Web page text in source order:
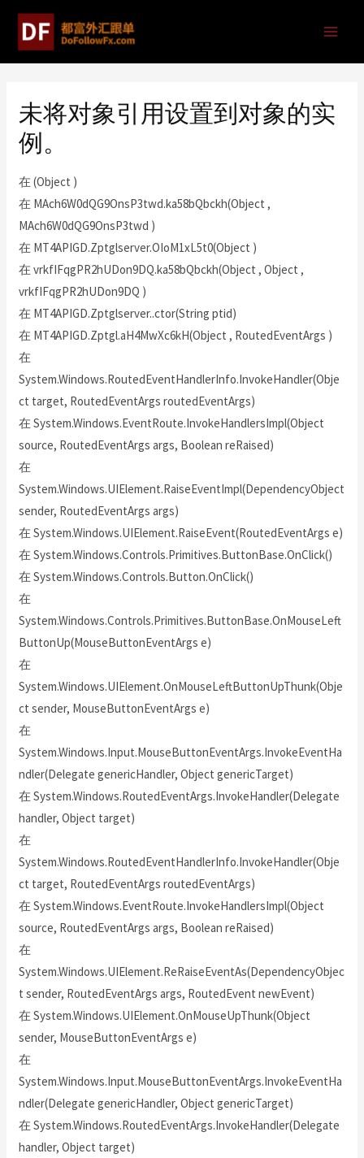
未将对象引用设置到对象的实
例。
在 (Object )
在 MAch6W0dQG9OnsP3twd.ka58bQbckh(Object ,
MAch6W0dQG9OnsP3twd )
在 MT4APIGD.Zptglserver.OIoM1xL5t0(Object )
在 vrkfIFqgPR2hUDon9DQ.ka58bQbckh(Object , Object ,
vrkfIFqgPR2hUDon9DQ )
在 MT4APIGD.Zptglserver..ctor(String ptid)
在 MT4APIGD.Zptgl.aH4MwXc6kH(Object , RoutedEventArgs )
在
System.Windows.RoutedEventHandlerInfo.InvokeHandler(Obje
ct target, RoutedEventArgs routedEventArgs)
在 System.Windows.EventRoute.InvokeHandlersImpl(Object
source, RoutedEventArgs args, Boolean reRaised)
在
System.Windows.UIElement.RaiseEventImpl(DependencyObject
sender, RoutedEventArgs args)
在 System.Windows.UIElement.RaiseEvent(RoutedEventArgs e)
在 System.Windows.Controls.Primitives.ButtonBase.OnClick()
在 System.Windows.Controls.Button.OnClick()
在
System.Windows.Controls.Primitives.ButtonBase.OnMouseLeft
ButtonUp(MouseButtonEventArgs e)
在
System.Windows.UIElement.OnMouseLeftButtonUpThunk(Obje
ct sender, MouseButtonEventArgs e)
在
System.Windows.Input.MouseButtonEventArgs.InvokeEventHa
ndler(Delegate genericHandler, Object genericTarget)
在 System.Windows.RoutedEventArgs.InvokeHandler(Delegate
handler, Object target)
在
System.Windows.RoutedEventHandlerInfo.InvokeHandler(Obje
ct target, RoutedEventArgs routedEventArgs)
在 System.Windows.EventRoute.InvokeHandlersImpl(Object
source, RoutedEventArgs args, Boolean reRaised)
在
System.Windows.UIElement.ReRaiseEventAs(DependencyObjec
t sender, RoutedEventArgs args, RoutedEvent newEvent)
在 System.Windows.UIElement.OnMouseUpThunk(Object
sender, MouseButtonEventArgs e)
在
System.Windows.Input.MouseButtonEventArgs.InvokeEventHa
ndler(Delegate genericHandler, Object genericTarget)
在 System.Windows.RoutedEventArgs.InvokeHandler(Delegate
handler, Object target)